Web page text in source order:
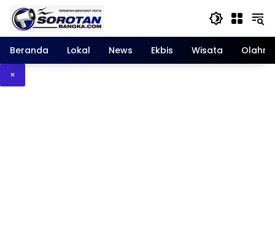
Langsung
konten
Beranda
Lokal News Ekbis Wisata
×